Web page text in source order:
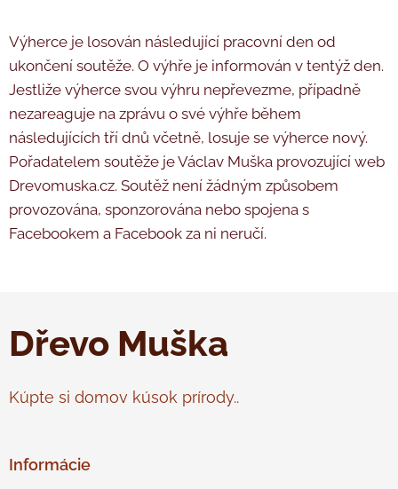
Výherce je losován následující pracovní den od
ukončení soutěže. O výhře je informován v tentýž den.
Jestliže výherce svou výhru nepřevezme, případně
nezareaguje na zprávu o své výhře během
následujících tří dnů včetně, losuje se výherce nový.
Pořadatelem soutěže je Václav Muška provozující web
Drevomuska.cz. Soutěž není žádným způsobem
provozována, sponzorována nebo spojena s
Facebookem a Facebook za ni neručí.
Dřevo Muška
Kúpte si domov kúsok prírody..
Informácie